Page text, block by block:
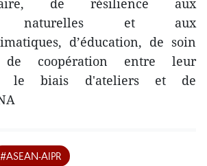
de résilience aux
naturelles et aux
d’éducation, de soin
coopération entre leur
le biais d'ateliers et de
#ASEAN-AIPR